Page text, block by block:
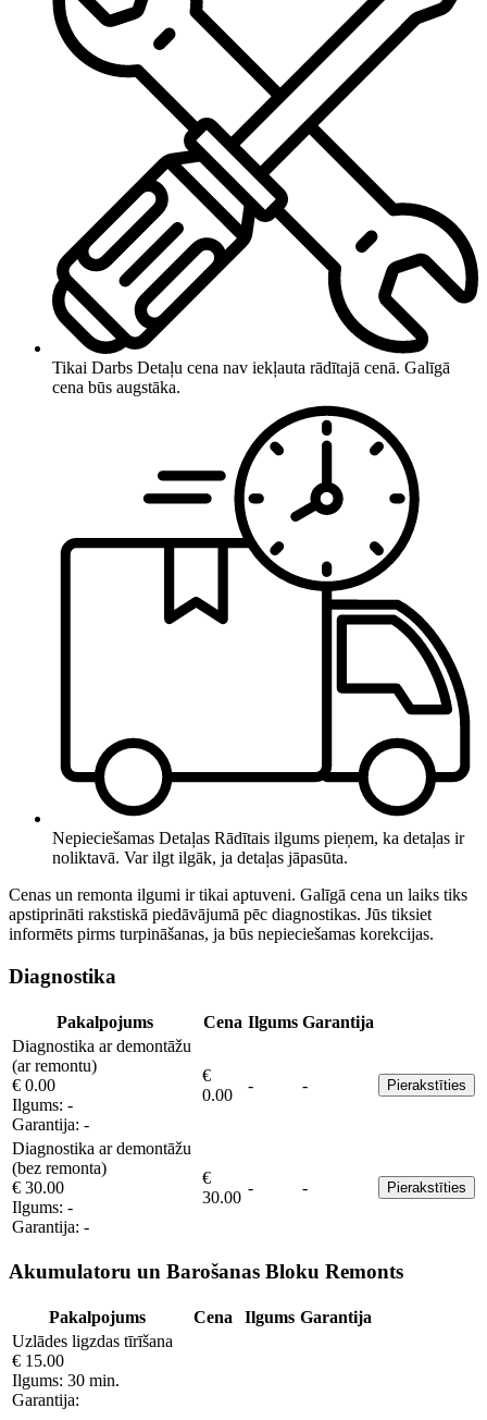
Tikai Darbs Detaļu cena nav iekļauta rādītajā cenā. Galīgā
cena būs augstāka.
Nepieciešamas Detaļas Rādītais ilgums pieņem, ka detaļas ir
noliktavā. Var ilgt ilgāk, ja detaļas jāpasūta.
Cenas un remonta ilgumi ir tikai aptuveni. Galīgā cena un laiks tiks
apstiprināti rakstiskā piedāvājumā pēc diagnostikas. Jūs tiksiet
informēts pirms turpināšanas, ja būs nepieciešamas korekcijas.
Diagnostika
Pakalpojums Cena Ilgums Garantija
Diagnostika ar demontāžu
(ar remontu)
€ 0.00
Ilgums: -
Garantija: -
€
0.00
- - Pierakstīties
Diagnostika ar demontāžu
(bez remonta)
€ 30.00
Ilgums: -
Garantija: -
€
30.00
- - Pierakstīties
Akumulatoru un Barošanas Bloku Remonts
Pakalpojums Cena Ilgums Garantija
Uzlādes ligzdas tīrīšana
€ 15.00
Ilgums: 30 min.
Garantija: